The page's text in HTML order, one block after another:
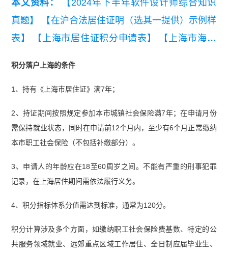
本文资料：
【2024年下半年软件设计师综合知识
真题】
【在沪合法居住证明（选其一提供）示例样
表】
【上海市居住证积分申请表】
【上海市海外
积分落户上海的条件
1、持有《上海市居住证》满7年；
2、持证期间按照规定参加本市城镇社会保险满7年； 在申请月份
需保持就业状态，同时在申请前12个月内，至少有6个月正常缴纳
本市职工社会保险（不包括补缴部分）。
3、申请人的年龄应在18至60周岁之间。不能有严重的刑事犯罪
记录，在上海居住期间需依法履行义务。
4、积分指标体系分值需达到标准，通常为120分。
积分计算涉及多个方面，如缴纳职工社会保险费基数、特定的公
共服务领域就业、远郊重点区域工作居住、全日制应届毕业生、